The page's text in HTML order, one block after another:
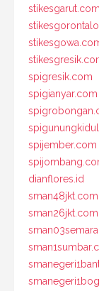
stikesgarut.com
spigresik.com
spigianyar.com
spijember.com
dianflores.id
sman48jkt.com
sman26jkt.com